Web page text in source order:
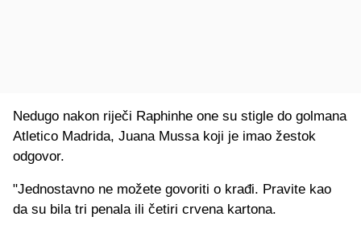
Nedugo nakon riječi Raphinhe one su stigle do golmana
Atletico Madrida, Juana Mussa koji je imao žestok
odgovor.
"Jednostavno ne možete govoriti o krađi. Pravite kao
da su bila tri penala ili četiri crvena kartona.